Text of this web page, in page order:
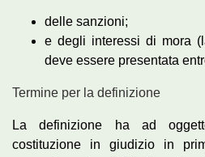
delle sanzioni;
e degli interessi di mora
deve essere presentata
Termine per la definizione
La definizione ha ad
costituzione in giudizio in